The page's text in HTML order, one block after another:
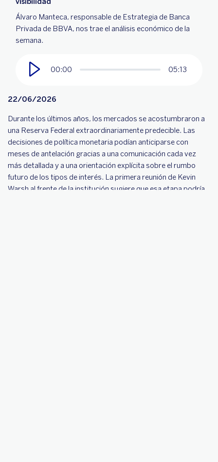
Álvaro Manteca, responsable de Estrategia de Banca
Privada de BBVA, nos trae el análisis económico de la
semana.
00:00 05:13
22/06/2026
Durante los últimos años, los mercados se acostumbraron a
una Reserva Federal extraordinariamente predecible. Las
decisiones de política monetaria podían anticiparse con
meses de antelación gracias a una comunicación cada vez
más detallada y a una orientación explícita sobre el rumbo
futuro de los tipos de interés. La primera reunión de Kevin
Warsh al frente de la institución sugiere que esa etapa podría